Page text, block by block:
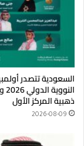
السعودية تتصدر
ذهبية المركز الأول
2026-08-09